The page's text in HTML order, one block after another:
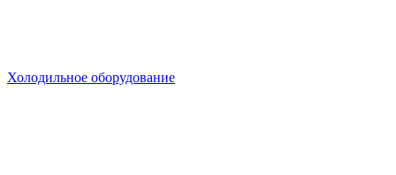
Холодильное оборудование